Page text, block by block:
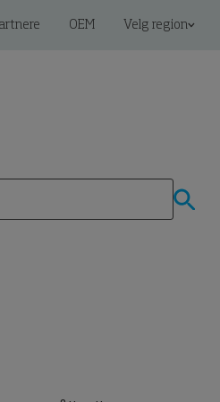
OEM Velg region